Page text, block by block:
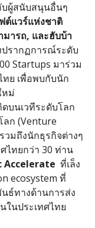
บผู้สนับสนุนอื่นๆ
ต์แวร์แห่งชาติ
มารถ, และฮับบ้า
ปรากฏการณ์ระดับ
Startups มาร่วม
ทย เพื่อพบกับนัก
หม่
บนเวทีระดับโลก
ก (Venture
มถึงนักธุรกิจต่างๆ
ไทยกว่า 30 ท่าน
Accelerate ที่เล็ง
ecosystem ที่
ธ์ทางด้านการส่ง
นประเทศไทย